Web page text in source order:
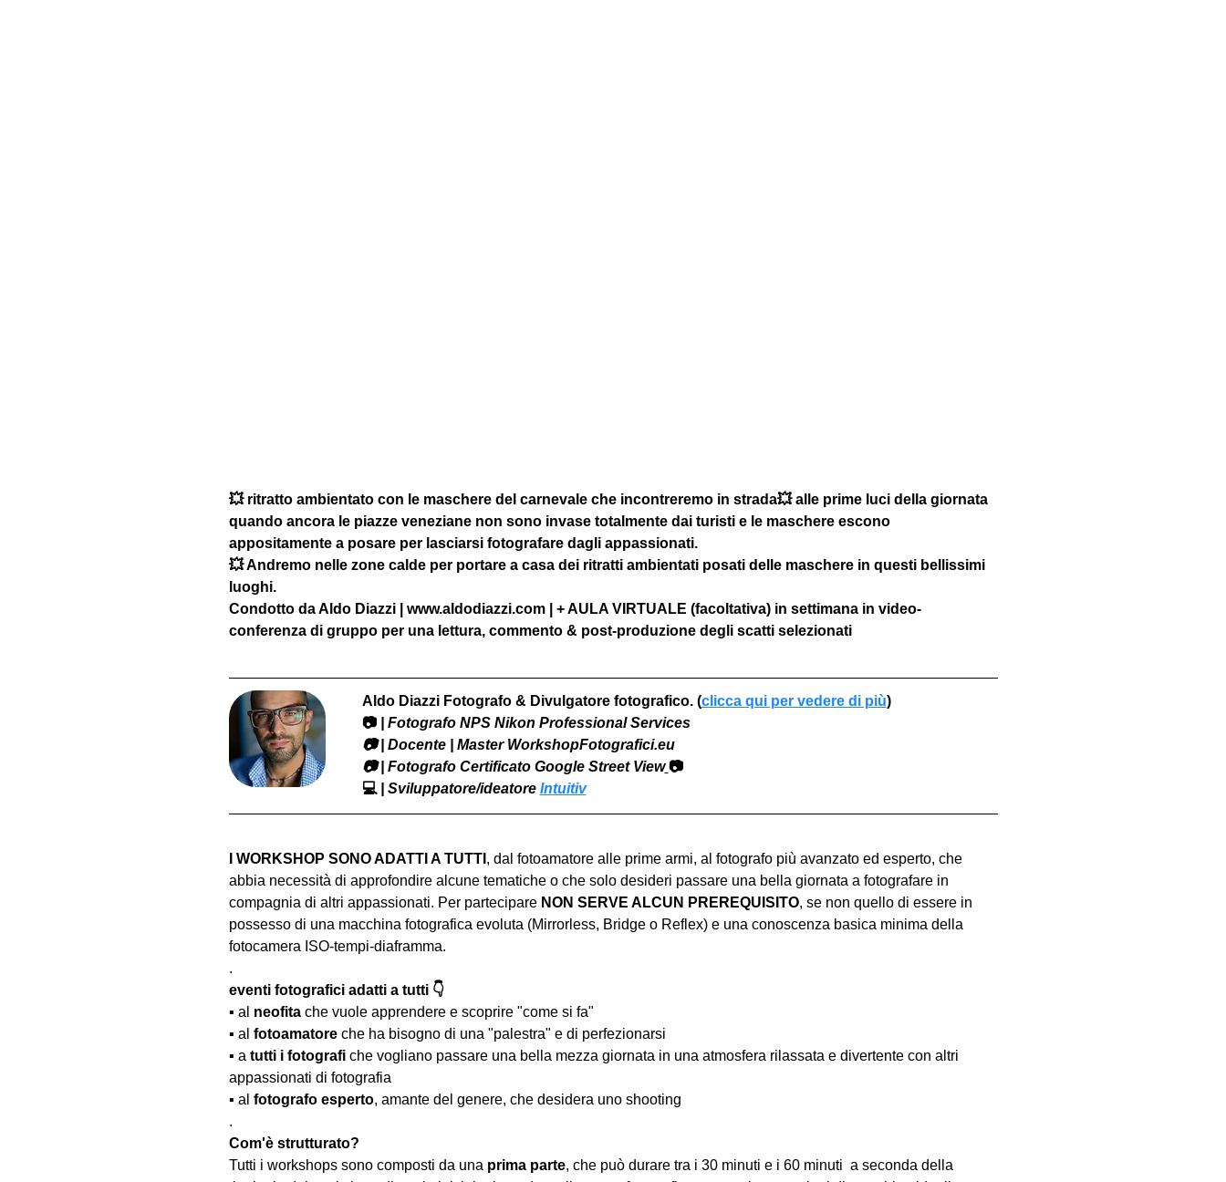
💥 ritratto ambientato con le maschere del carnevale che incontreremo in strada💥 alle prime luci della giornata
quando ancora le piazze veneziane non sono invase totalmente dai turisti e le maschere escono
appositamente a posare per lasciarsi fotografare dagli appassionati.
💥 Andremo nelle zone calde per portare a casa dei ritratti ambientati posati delle maschere in questi bellissimi
luoghi.
Condotto da Aldo Diazzi | www.aldodiazzi.com | + AULA VIRTUALE (facoltativa) in settimana in video-
conferenza di gruppo per una lettura, commento & post-produzione degli scatti selezionati
Aldo Diazzi Fotografo & Divulgatore fotografico. (clicca qui per vedere di più)
📷 | Fotografo NPS Nikon Professional Services
​📷 | Docente | Master WorkshopFotografici.eu
📷 | Fotografo Certificato Google Street View 📷
💻 | Sviluppatore/ideatore Intuitiv
I WORKSHOP SONO ADATTI A TUTTI , dal fotoamatore alle prime armi, al fotografo più avanzato ed esperto, che
abbia necessità di approfondire alcune tematiche o che solo desideri passare una bella giornata a fotografare in
compagnia di altri appassionati. Per partecipare NON SERVE ALCUN PREREQUISITO, se non quello di essere in
possesso di una macchina fotografica evoluta (Mirrorless, Bridge o Reflex) e una conoscenza basica minima della
fotocamera ISO-tempi-diaframma.
.
eventi fotografici adatti a tutti 👇
▪️ al neofita che vuole apprendere e scoprire "come si fa"
▪️ al fotoamatore che ha bisogno di una "palestra" e di perfezionarsi
▪️ a tutti i fotografi che vogliano passare una bella mezza giornata in una atmosfera rilassata e divertente con altri
appassionati di fotografia
▪️ al fotografo esperto, amante del genere, che desidera uno shooting
.
Com'è strutturato?
Tutti i workshops sono composti da una prima parte, che può durare tra i 30 minuti e i 60 minuti  a seconda della